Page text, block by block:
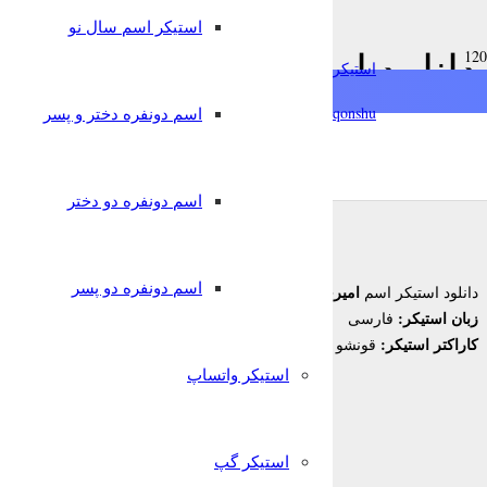
استیکرساز
qonshu@
استیکر اسم سال نو
اسم دونفره دختر و پسر
اسم دونفره دو دختر
اسم دونفره دو پسر
استیکر واتساپ
استیکر گپ
دانلود استیکر اسم
دانلود استیکر اسم امیرحسین
زبان استیکر: فارسی
کاراکتر استیکر: قونشو